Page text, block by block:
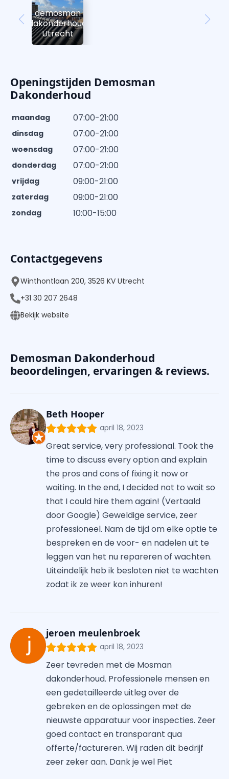
demosman
dakonderhoud
Utrecht
Openingstijden Demosman
Dakonderhoud
maandag 07:00-21:00
dinsdag 07:00-21:00
woensdag 07:00-21:00
donderdag 07:00-21:00
vrijdag 09:00-21:00
zaterdag 09:00-21:00
zondag 10:00-15:00
Contactgegevens
Winthontlaan 200, 3526 KV Utrecht
+31 30 207 2648
Bekijk website
Demosman Dakonderhoud
beoordelingen, ervaringen & reviews.
Beth Hooper
april 18, 2023
Great service, very professional. Took the
time to discuss every option and explain
the pros and cons of fixing it now or
waiting. In the end, I decided not to wait so
that I could hire them again! (Vertaald
door Google) Geweldige service, zeer
professioneel. Nam de tijd om elke optie te
bespreken en de voor- en nadelen uit te
leggen van het nu repareren of wachten.
Uiteindelijk heb ik besloten niet te wachten
zodat ik ze weer kon inhuren!
jeroen meulenbroek
april 18, 2023
Zeer tevreden met de Mosman
dakonderhoud. Professionele mensen en
een gedetailleerde uitleg over de
gebreken en de oplossingen met de
nieuwste apparatuur voor inspecties. Zeer
goed contact en transparant qua
offerte/factureren. Wij raden dit bedrijf
zeer zeker aan. Dank je wel Piet